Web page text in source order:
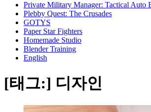
Private Military Manager: Tactical Auto
Plebby Quest: The Crusades
GOTYS
Paper Star Fighters
Homemade Studio
Blender Training
English
[태그:] 디자인